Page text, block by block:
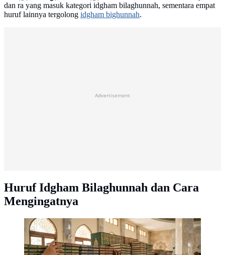
dan ra yang masuk kategori idgham bilaghunnah, sementara empat
huruf lainnya tergolong idgham bighunnah.
Advertisement
Huruf Idgham Bilaghunnah dan Cara
Mengingatnya